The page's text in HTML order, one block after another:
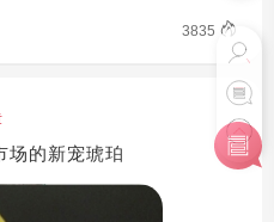
3835
场的新宠琥珀